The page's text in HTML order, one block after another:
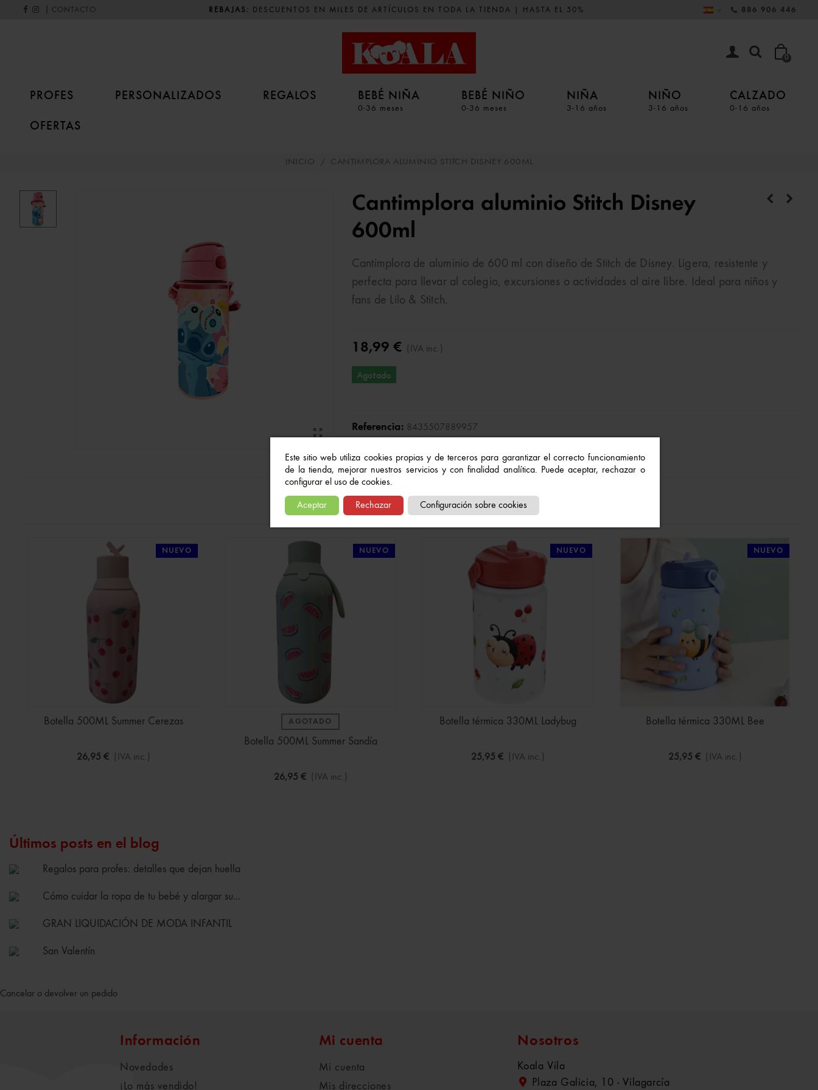
Este sitio web utiliza cookies propias y de terceros para garantizar el correcto funcionamiento
de la tienda, mejorar nuestros servicios y con finalidad analítica. Puede aceptar, rechazar o
configurar el uso de cookies.
Aceptar Rechazar Configuración sobre cookies
CONTACTO REBAJAS: DESCUENTOS EN MILES DE ARTÍCULOS EN TODA LA TIENDA | HASTA EL 50% 886 906 446
0
PROFES PERSONALIZADOS REGALOS BEBÉ NIÑA
0-36 meses
BEBÉ NIÑO
0-36 meses
NIÑA
3-16 años
NIÑO
3-16 años
CALZADO
0-16 años
OFERTAS
INICIO / CANTIMPLORA ALUMINIO STITCH DISNEY 600ML
Cantimplora aluminio Stitch Disney
600ml
Cantimplora de aluminio de 600 ml con diseño de Stitch de Disney. Ligera, resistente y
perfecta para llevar al colegio, excursiones o actividades al aire libre. Ideal para niños y
fans de Lilo & Stitch.
18,99 € (IVA inc.)
Agotado
Referencia: 8435507889957
Quizás también te gusten...
NUEVO
Botella 500ML Summer Cerezas
26,95 € (IVA inc.)
NUEVO
AGOTADO
Botella 500ML Summer Sandía
26,95 € (IVA inc.)
NUEVO
Botella térmica 330ML Ladybug
25,95 € (IVA inc.)
NUEVO
Botella térmica 330ML Bee
25,95 € (IVA inc.)
Últimos posts en el blog
Regalos para profes: detalles que dejan huella
Cómo cuidar la ropa de tu bebé y alargar su...
GRAN LIQUIDACIÓN DE MODA INFANTIL
San Valentín
Cancelar o devolver un pedido
Información
Novedades
¡Lo más vendido!
Mi cuenta
Mi cuenta
Mis direcciones
Nosotros
Koala Vila
Plaza Galicia, 10 - Vilagarcía